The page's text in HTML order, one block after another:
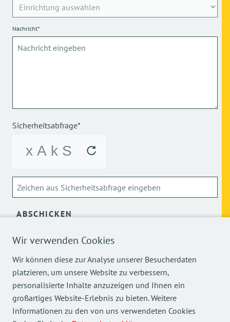
Wir verwenden Cookies
Wir können diese zur Analyse unserer Besucherdaten
platzieren, um unsere Website zu verbessern,
personalisierte Inhalte anzuzeigen und Ihnen ein
großartiges Website-Erlebnis zu bieten. Weitere
Informationen zu den von uns verwendeten Cookies
Nachricht*
Sicherheitsabfrage*
ABSCHICKEN
Über die Verarbeitung meiner personenbezogenen Daten